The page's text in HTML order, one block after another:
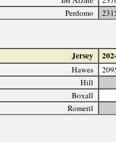
Perdomo
Jersey
Hawes
Hill
Boxall
Romeril